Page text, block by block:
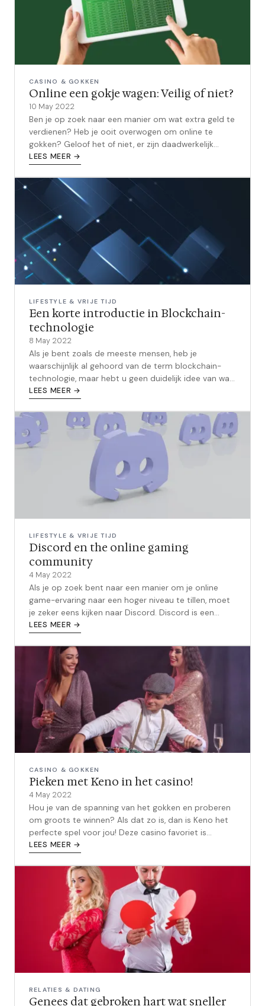
CASINO & GOKKEN
Online een gokje wagen: Veilig of niet?
10 May 2022
Ben je op zoek naar een manier om wat extra geld te
verdienen? Heb je ooit overwogen om online te
gokken? Geloof het of niet, er zijn daadwerkelijk
mensen die hun brood verdienen m...
LEES MEER →
LIFESTYLE & VRIJE TIJD
Een korte introductie in Blockchain-
technologie
8 May 2022
Als je bent zoals de meeste mensen, heb je
waarschijnlijk al gehoord van de term blockchain-
technologie, maar hebt u geen duidelijk idee van wat
het is. Maak je geen zorgen, je ben...
LEES MEER →
LIFESTYLE & VRIJE TIJD
Discord en the online gaming
community
4 May 2022
Als je op zoek bent naar een manier om je online
game-ervaring naar een hoger niveau te tillen, moet
je zeker eens kijken naar Discord. Discord is een
gratis spraak en tekst chat a...
LEES MEER →
CASINO & GOKKEN
Pieken met Keno in het casino!
4 May 2022
Hou je van de spanning van het gokken en proberen
om groots te winnen? Als dat zo is, dan is Keno het
perfecte spel voor jou! Deze casino favoriet is
makkelijk te leren, maar kan l...
LEES MEER →
RELATIES & DATING
Genees dat gebroken hart wat sneller